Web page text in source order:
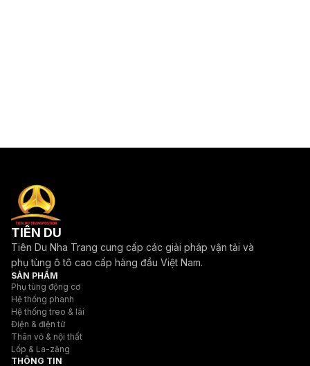
TIÊN DU
Tiên Du Nha Trang cung cấp các giải pháp vận tải và
phụ tùng ô tô cao cấp hàng đầu Việt Nam.
SẢN PHẨM
Phụ tùng động cơ
Hệ thống phanh
Hệ thống treo & lái
Điện & điện tử
Thân vỏ & nội thất
Lốp & La-zăng
THÔNG TIN